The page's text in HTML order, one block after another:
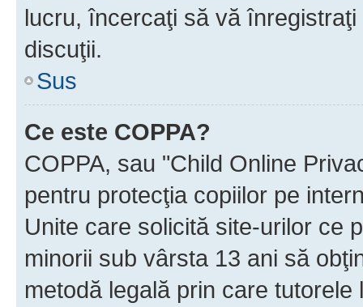
lucru, încercaţi să vă
discuţii.
Sus
Ce este COPPA?
COPPA, sau "Child Online
pentru protecţia copiilor pe
Unite care solicită site-urilor ce
minorii sub vârsta 13 ani să
metodă legală prin care